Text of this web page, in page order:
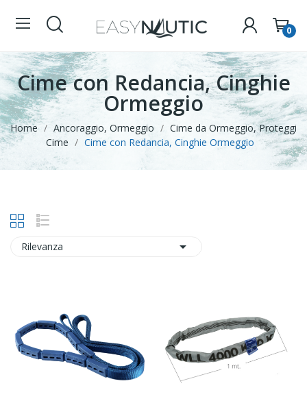
0
Cime con Redancia, Cinghie
Ormeggio
Home Ancoraggio, Ormeggio
Cime da Ormeggio, Proteggi
Cime
Cime con Redancia, Cinghie Ormeggio
Rilevanza 